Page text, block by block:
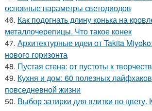
основные параметры светодиодов
46. Как подогнать длину конька на
металлочерепицы. Что такое конек
47. Архитектурные идеи от Takita
нового горизонта
48. Пустая стена: от пустоты к
49. Кухня и дом: 60 полезных
повседневной жизни
50. Выбор затирки для плитки по цвету.